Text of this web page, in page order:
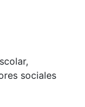
,
sociales